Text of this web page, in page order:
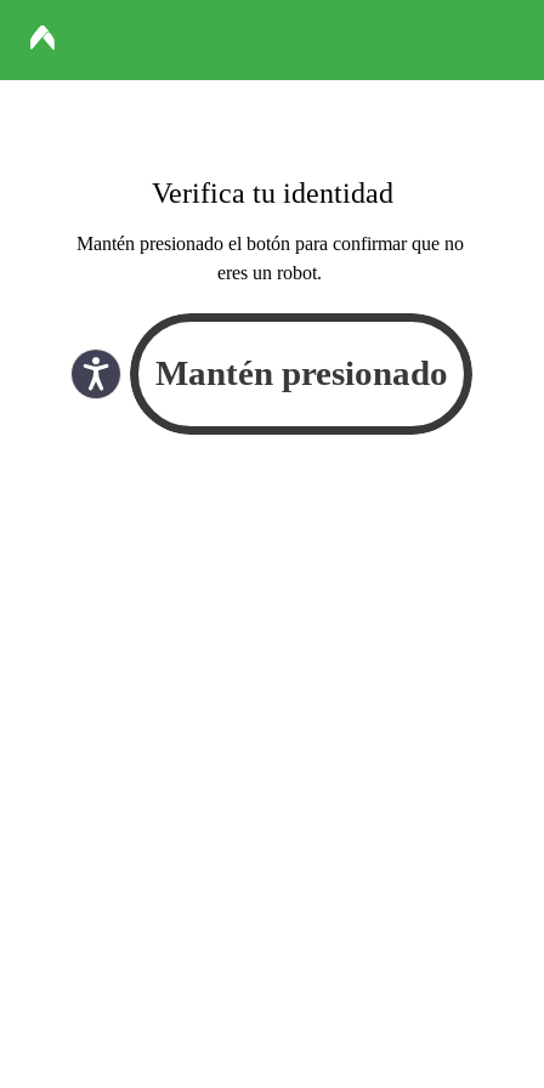
Verifica tu identidad
Mantén presionado el botón para confirmar que no
eres un robot.